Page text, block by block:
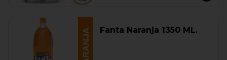
Fanta Naranja 1350 ML.